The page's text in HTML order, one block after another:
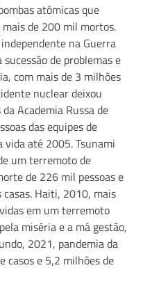
atômicas que
de 200 mil mortos.
na Guerra
de problemas e
com mais de 3 milhões
nuclear deixou
Academia Russa de
das equipes de
vida até 2005. Tsunami
um terremoto de
de 226 mil pessoas e
Haiti, 2010, mais
em um terremoto
miséria e a má gestão,
2021, pandemia da
casos e 5,2 milhões de